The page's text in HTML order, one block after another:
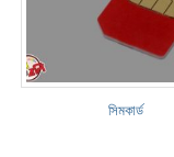
সিমকার্ড